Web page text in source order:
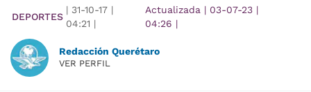
DEPORTES
| 31-10-17 |
04:21 |
Actualizada | 03-07-23 |
04:26 |
Redacción Querétaro
VER PERFIL